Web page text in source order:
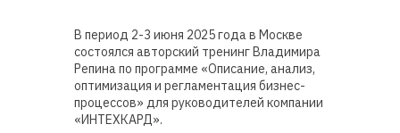
В период 2-3 июня 2025 года в Москве
состоялся авторский тренинг Владимира
Репина по программе «Описание, анализ,
оптимизация и регламентация бизнес-
процессов» для руководителей компании
«ИНТЕХКАРД».